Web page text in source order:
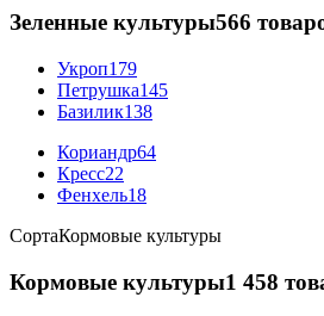
Зеленные культуры566
Укроп179
Петрушка145
Базилик138
Кориандр64
Кресс22
Фенхель18
СортаКормовые культуры
Кормовые культуры1 458